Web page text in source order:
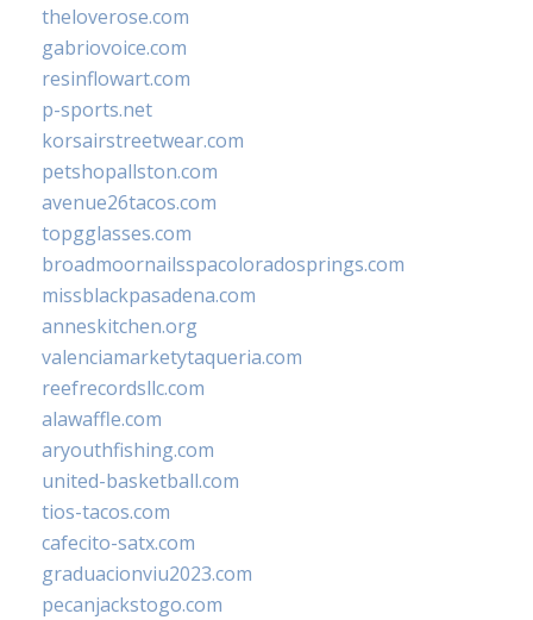
theloverose.com
gabriovoice.com
resinflowart.com
p-sports.net
korsairstreetwear.com
petshopallston.com
avenue26tacos.com
topgglasses.com
broadmoornailsspacoloradosprings.com
missblackpasadena.com
anneskitchen.org
valenciamarketytaqueria.com
reefrecordsllc.com
alawaffle.com
aryouthfishing.com
united-basketball.com
tios-tacos.com
cafecito-satx.com
graduacionviu2023.com
pecanjackstogo.com